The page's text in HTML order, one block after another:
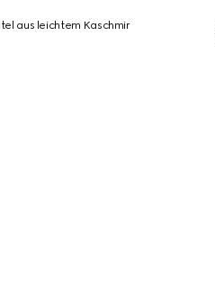
aus leichtem Kaschmir